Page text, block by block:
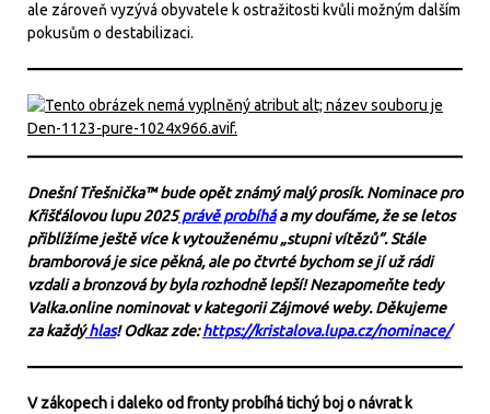
ale zároveň vyzývá obyvatele k ostražitosti kvůli možným dalším
pokusům o destabilizaci.
Dnešní Třešnička™ bude opět známý malý prosík. Nominace pro
Křišťálovou lupu 2025právě probíháa my doufáme, že se letos
přiblížíme ještě více k vytouženému „stupni vítězů“. Stále
bramborová je sice pěkná, ale po čtvrté bychom se jí už rádi
vzdali a bronzová by byla rozhodně lepší! Nezapomeňte tedy
Valka.online nominovat v kategorii Zájmové weby. Děkujeme
za každýhlas! Odkaz zde:https://kristalova.lupa.cz/nominace/
V zákopech i daleko od fronty probíhá tichý boj o návrat k